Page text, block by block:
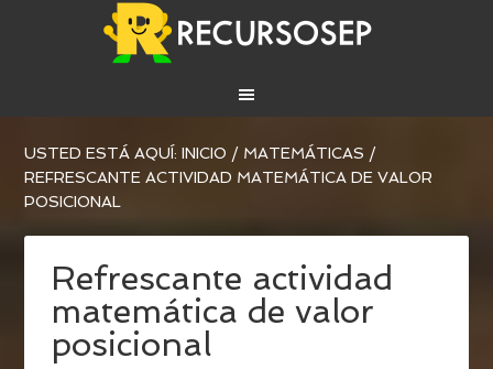
USTED ESTÁ AQUÍ:INICIO / MATEMÁTICAS /
REFRESCANTE ACTIVIDAD MATEMÁTICA DE VALOR
POSICIONAL
Refrescante actividad
matemática de valor
posicional